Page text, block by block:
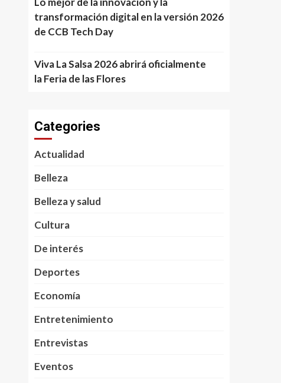
transformación digital en la versión 2026
de CCB Tech Day
Viva La Salsa 2026 abrirá oficialmente
la Feria de las Flores
Categories
Actualidad
Belleza
Belleza y salud
Cultura
De interés
Deportes
Economía
Entretenimiento
Entrevistas
Eventos